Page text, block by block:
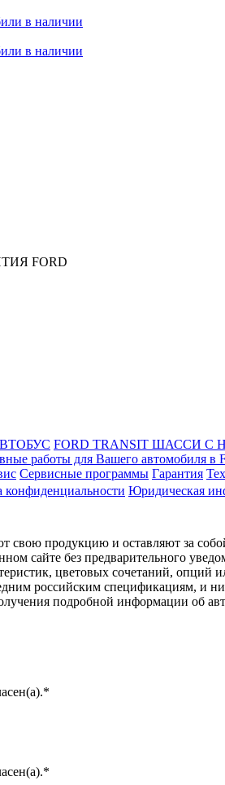
в наличии
в наличии
FORD
FORD TRANSIT ШАССИ
работы для Вашего автомобиля в
Сервисные программы Гарантия
конфиденциальности Юридическая
свою продукцию и оставляют за
сайте без предварительного
цветовых сочетаний, опций
российским спецификациям, и
подробной информации об